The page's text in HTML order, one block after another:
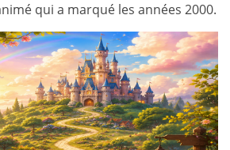
qui a marqué les années 2000.